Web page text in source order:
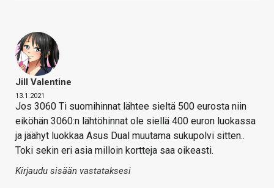
Jill Valentine
13.1.2021
Jos 3060 Ti suomihinnat lähtee sieltä 500 eurosta niin
eiköhän 3060:n lähtöhinnat ole siellä 400 euron luokassa
ja jäähyt luokkaa Asus Dual muutama sukupolvi sitten..
Toki sekin eri asia milloin kortteja saa oikeasti.
Kirjaudu sisään vastataksesi